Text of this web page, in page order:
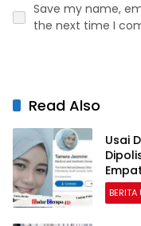
Save my name,
the next time I
Read Also
Usai